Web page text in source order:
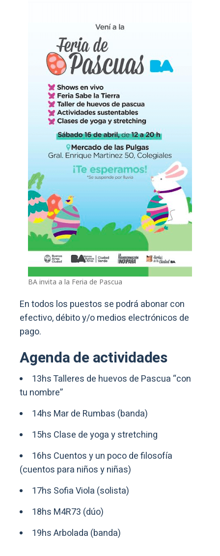
BA invita a la Feria de Pascua
En todos los puestos se podrá abonar con
efectivo, débito y/o medios electrónicos de
pago.
Agenda de actividades
13hs Talleres de huevos de Pascua “con
tu nombre”
14hs Mar de Rumbas (banda)
15hs Clase de yoga y stretching
16hs Cuentos y un poco de filosofía
(cuentos para niños y niñas)
17hs Sofia Viola (solista)
18hs M4R73 (dúo)
19hs Arbolada (banda)